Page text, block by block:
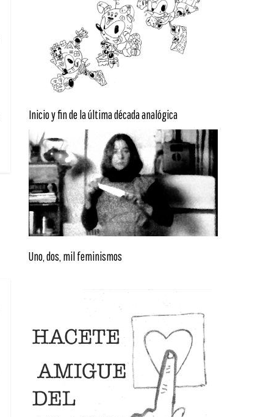
Inicio y fin de la última década analógica
Uno, dos, mil feminismos